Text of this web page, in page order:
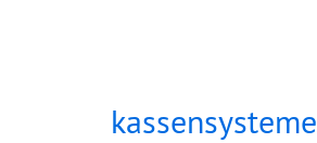
kassensysteme